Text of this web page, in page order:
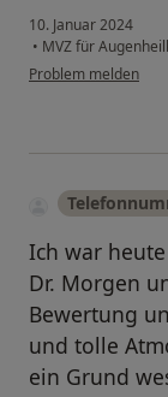
10. Januar 2024
• MVZ für
Problem melden
Ich war
Dr. Morgen
Bewertung
und tolle
ein Grund